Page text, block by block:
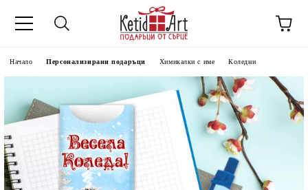
Начало Персонализирани подаръци Химикалки с име Коледни